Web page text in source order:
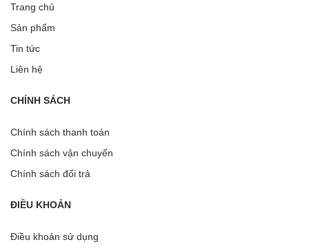
Trang chủ
Sản phẩm
Tin tức
Liên hệ
CHÍNH SÁCH
Chính sách thanh toán
Chính sách vận chuyển
Chính sách đổi trả
ĐIỀU KHOẢN
Điều khoản sử dụng